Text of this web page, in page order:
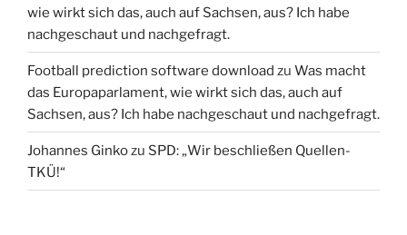
wie wirkt sich das, auch auf Sachsen, aus? Ich habe
nachgeschaut und nachgefragt.
Football prediction software download zu Was macht
das Europaparlament, wie wirkt sich das, auch auf
Sachsen, aus? Ich habe nachgeschaut und nachgefragt.
Johannes Ginkozu SPD: „Wir beschließen Quellen-
TKÜ!“